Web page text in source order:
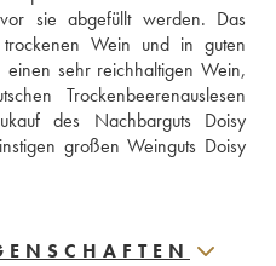
sie abgefüllt werden. Das
Wein und in guten
einen sehr reichhaltigen Wein,
Trockenbeerenauslesen
des Nachbarguts Doisy
großen Weinguts Doisy